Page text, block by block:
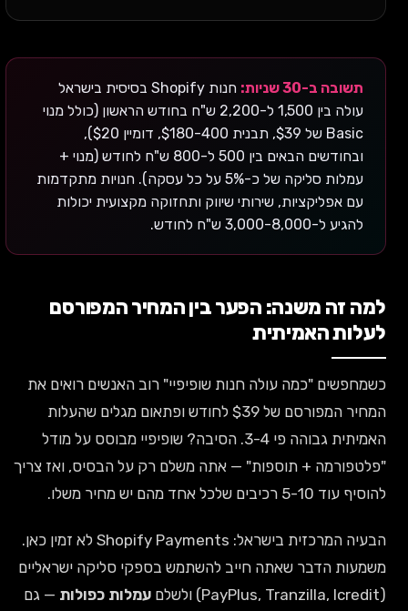
תשובה ב-30 שניות:
חנות Shopify בסיסית בישראל
עולה בין 1,500 ל-2,200 ש"ח בחודש הראשון (כולל מנוי
Basic של $39, תבנית $180-400, דומיין $20),
ובחודשים הבאים בין 500 ל-800 ש"ח לחודש (מנוי +
עמלות סליקה של כ-5% על כל עסקה). חנויות מתקדמות
עם אפליקציות, שירותי שיווק ותחזוקה מקצועית יכולות
להגיע ל-3,000-8,000 ש"ח לחודש.
למה זה משנה: הפער בין המחיר המפורסם
לעלות האמיתית
כשמחפשים "כמה עולה חנות שופיפיי" רוב האנשים רואים את
המחיר המפורסם של $39 לחודש ופתאום מגלים שהעלות
האמיתית גבוהה פי 3-4. הסיבה? שופיפיי מבוסס על מודל
"פלטפורמה + תוספות" — אתה משלם רק על הבסיס, ואז צריך
להוסיף עוד 5-10 רכיבים שלכל אחד מהם יש מחיר משלו.
הבעיה המרכזית בישראל: Shopify Payments לא זמין כאן.
משמעות הדבר שאתה חייב להשתמש בספקי סליקה ישראליים
עמלות כפולות— גם